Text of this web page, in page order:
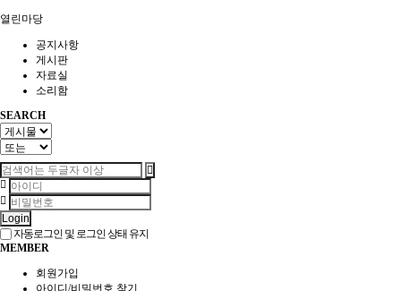
열린마당
공지사항
게시판
자료실
소리함
SEARCH
Login
자동로그인 및 로그인 상태 유지
MEMBER
회원가입
아이디/비밀번호 찾기